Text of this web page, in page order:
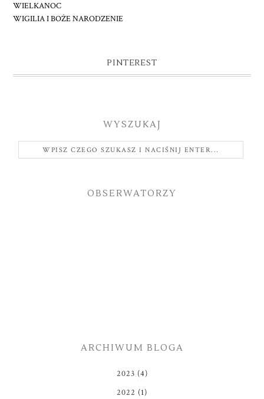
WIELKANOC
WIGILIA I BOŻE NARODZENIE
PINTEREST
WYSZUKAJ
OBSERWATORZY
ARCHIWUM BLOGA
2023 (4)
2022 (1)